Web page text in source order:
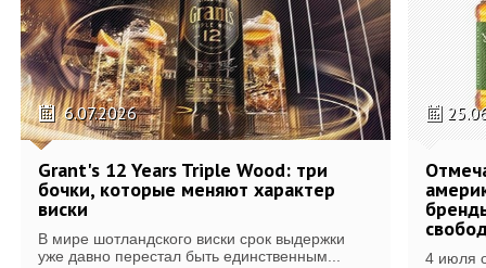
6.07.2026
Grant's 12 Years Triple Wood: три
бочки, которые меняют характер
виски
В мире шотландского виски срок выдержки
уже давно перестал быть единственным...
4 июля